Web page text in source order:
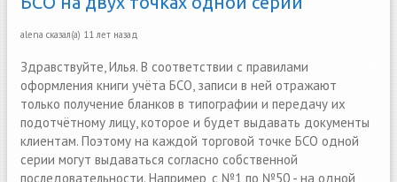
alena сказал(а) 11 лет назад
Здравствуйте, Илья. В соответствии с правилами
оформления книги учёта БСО, записи в ней отражают
только получение бланков в типографии и передачу их
подотчётному лицу, которое и будет выдавать документы
клиентам. Поэтому на каждой торговой точке БСО одной
серии могут выдаваться согласно собственной
последовательности. Например, с №1 по №50 - на одной